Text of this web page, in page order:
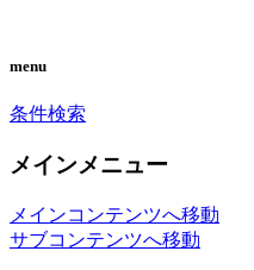
CONDO
MAKATI. フ
検索サイト「
ね！」
心地マカティ周辺
す。
menu
条件検索
メインメニュー
メインコンテンツへ移動
サブコンテンツへ移動